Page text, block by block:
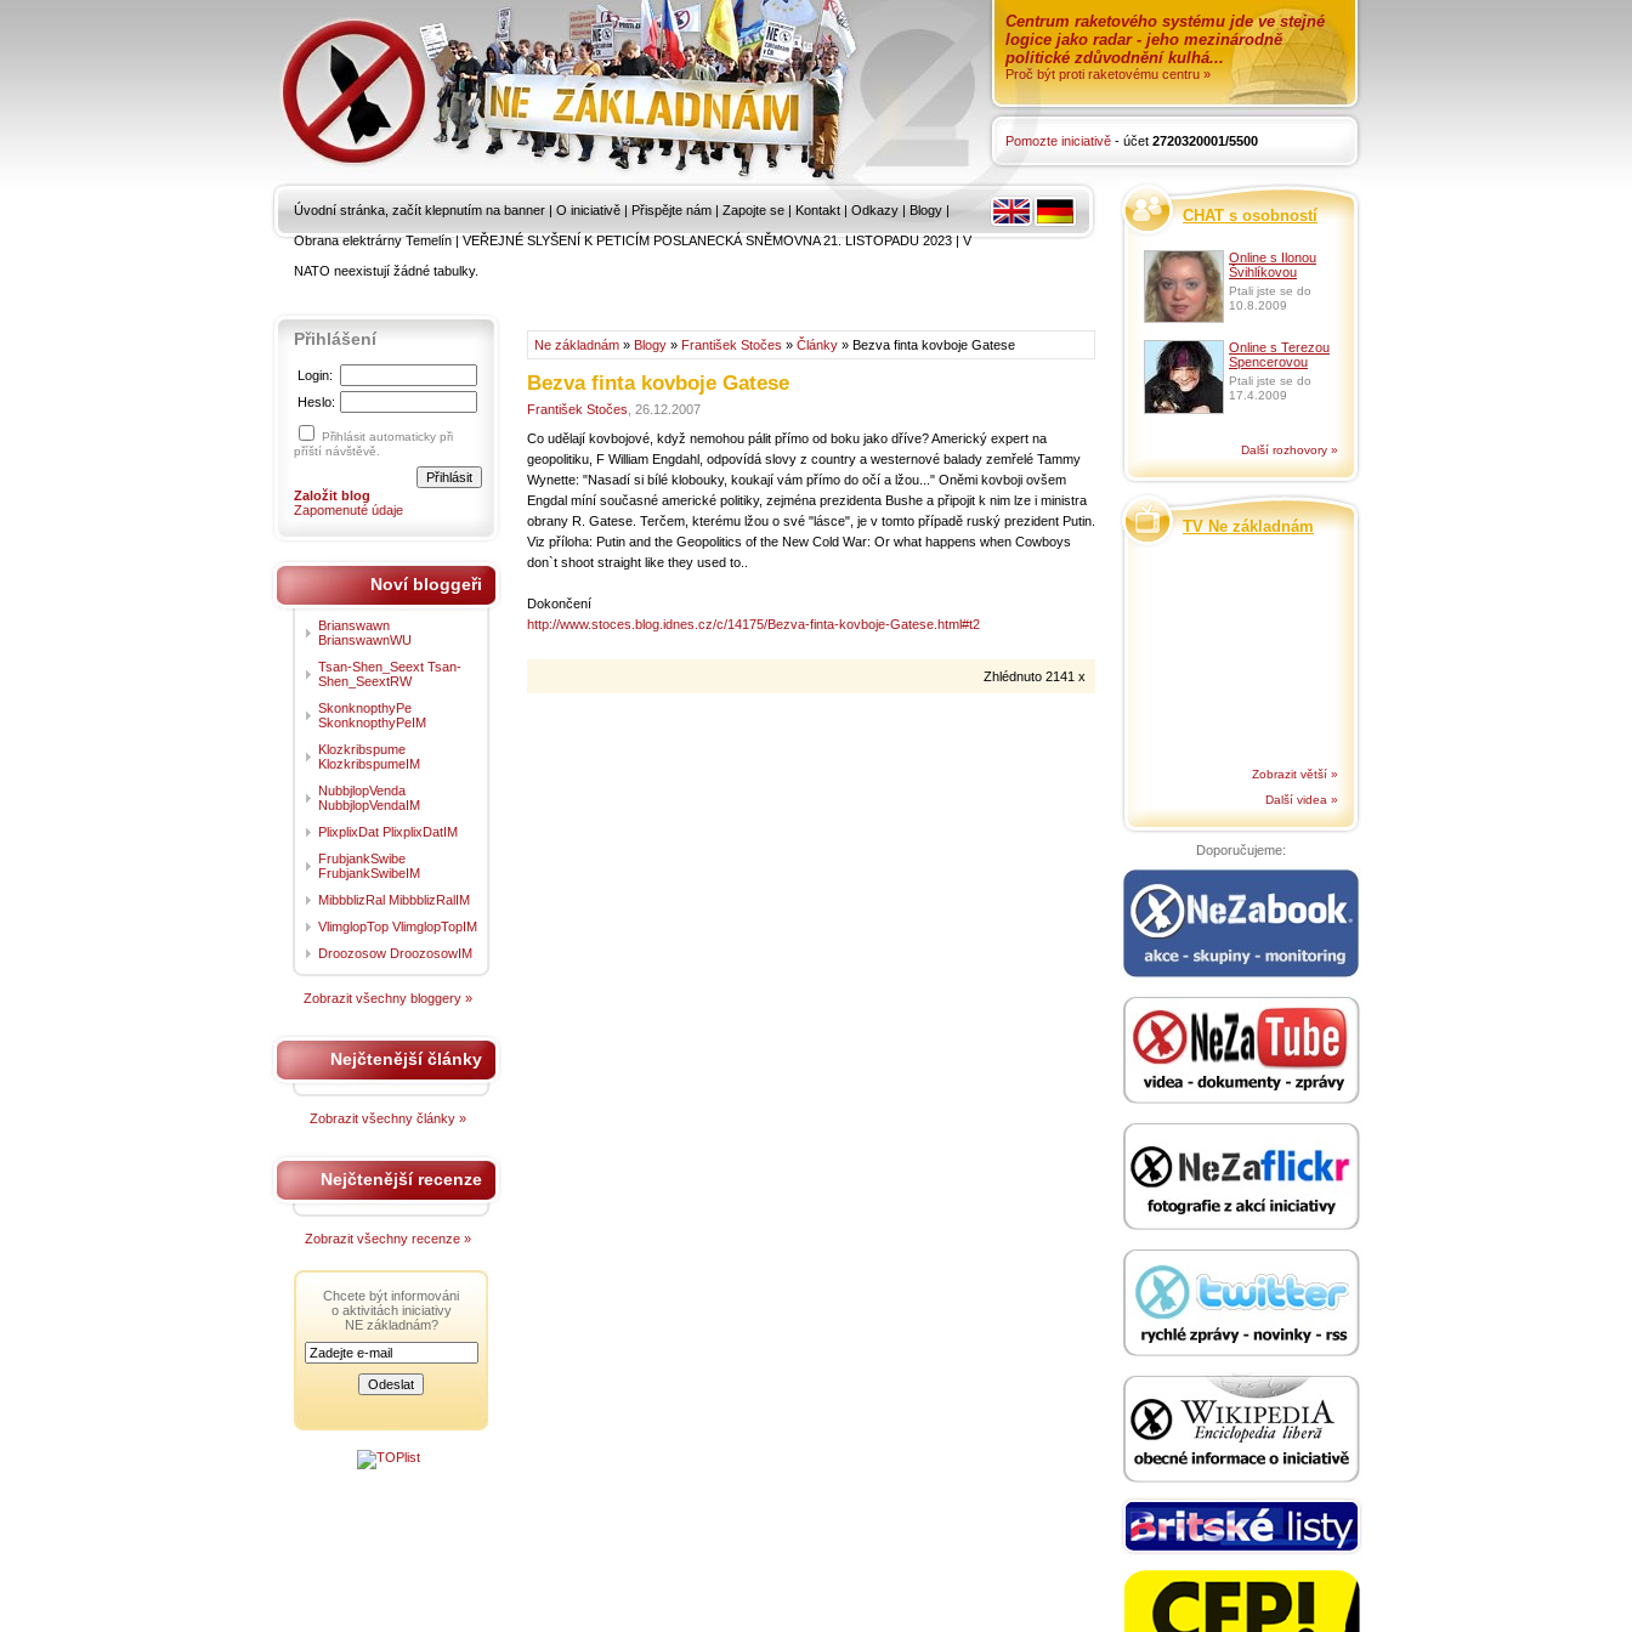
Centrum raketového systému jde ve stejné
logice jako radar - jeho mezinárodně
politické zdůvodnění kulhá...
Proč být proti raketovému centru »
Pomozte iniciativě - účet 2720320001/5500
Úvodní stránka, začít klepnutím na banner | O iniciativě | Přispějte nám | Zapojte se | Kontakt | Odkazy | Blogy |
Obrana elektrárny Temelín|VEŘEJNÉ SLYŠENÍ K PETICÍM POSLANECKÁ SNĚMOVNA 21. LISTOPADU 2023|V
NATO neexistují žádné tabulky.
Ne základnám » Blogy » František Stočes » Články » Bezva finta kovboje Gatese
Bezva finta kovboje Gatese
František Stočes , 26.12.2007
Co udělají kovbojové, když nemohou pálit přímo od boku jako dříve? Americký expert na
geopolitiku, F William Engdahl, odpovídá slovy z country a westernové balady zemřelé Tammy
Wynette: "Nasadí si bílé klobouky, koukají vám přímo do očí a lžou..." Oněmi kovboji ovšem
Engdal míní současné americké politiky, zejména prezidenta Bushe a připojit k nim lze i ministra
obrany R. Gatese. Terčem, kterému lžou o své "lásce", je v tomto případě ruský prezident Putin.
Viz příloha: Putin and the Geopolitics of the New Cold War: Or what happens when Cowboys
don`t shoot straight like they used to..
Dokončení
http://www.stoces.blog.idnes.cz/c/14175/Bezva-finta-kovboje-Gatese.html#t2
Zhlédnuto 2141 x
Přihlášení
Login:
Heslo:
Přihlásit automaticky při
příští návštěvě.
Založit blog
Zapomenuté údaje
Noví bloggeři
Brianswawn
BrianswawnWU
Tsan-Shen_Seext Tsan-
Shen_SeextRW
SkonknopthyPe
SkonknopthyPeIM
Klozkribspume
KlozkribspumeIM
NubbjlopVenda
NubbjlopVendaIM
PlixplixDat PlixplixDatIM
FrubjankSwibe
FrubjankSwibeIM
MibbblizRal MibbblizRalIM
VlimglopTop VlimglopTopIM
Droozosow DroozosowIM
Zobrazit všechny bloggery »
Nejčtenější články
Zobrazit všechny články »
Nejčtenější recenze
Zobrazit všechny recenze »
Chcete být informováni
o aktivitách iniciativy
NE základnám?
CHAT s osobností
Online s Ilonou
Švihlíkovou
Ptali jste se do
10.8.2009
Online s Terezou
Spencerovou
Ptali jste se do
17.4.2009
Další rozhovory »
TV Ne základnám
Zobrazit větší »
Další videa »
Doporučujeme: